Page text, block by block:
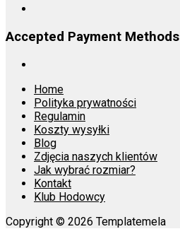
Accepted Payment Methods
Home
Polityka prywatności
Regulamin
Koszty wysyłki
Blog
Zdjęcia naszych klientów
Jak wybrać rozmiar?
Kontakt
Klub Hodowcy
Copyright © 2026 Templatemela